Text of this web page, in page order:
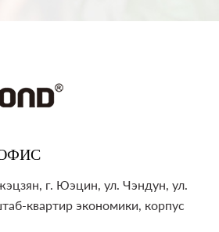
г. Юэцин, ул. Чэндун, ул.
квартир экономики, корпус